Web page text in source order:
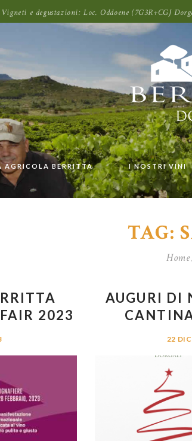
e degustazioni: Loc. Oddoene (7G3R+CGJ
AGRICOLA BERRITTA I NOSTRI VINI
TAG:
Home
2023
AUGURI DI
22